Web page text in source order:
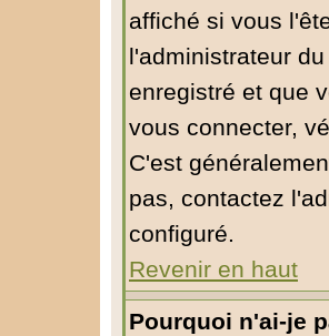
affiché si vous
l'administrateur
enregistré et que
vous connecter,
C'est
pas, contactez
configuré.
Revenir en haut
Pourquoi n'ai-je